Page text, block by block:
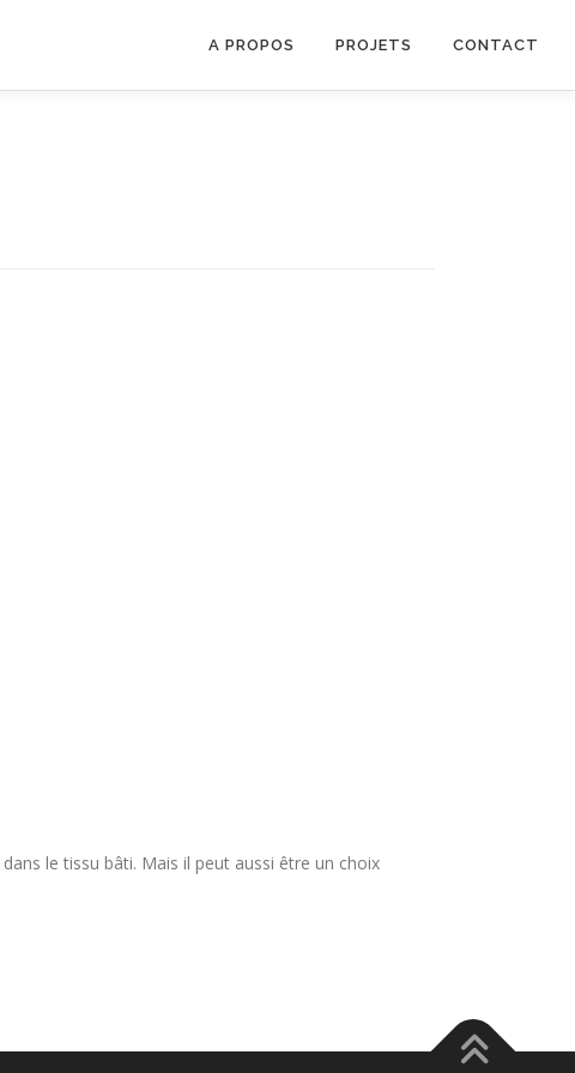
A PROPOS PROJETS CONTACT
le tissu bâti. Mais il peut aussi être un choix